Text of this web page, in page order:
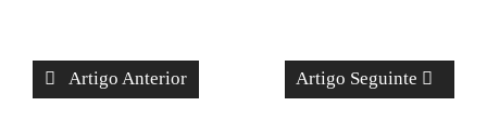
Artigo Anterior Artigo Seguinte